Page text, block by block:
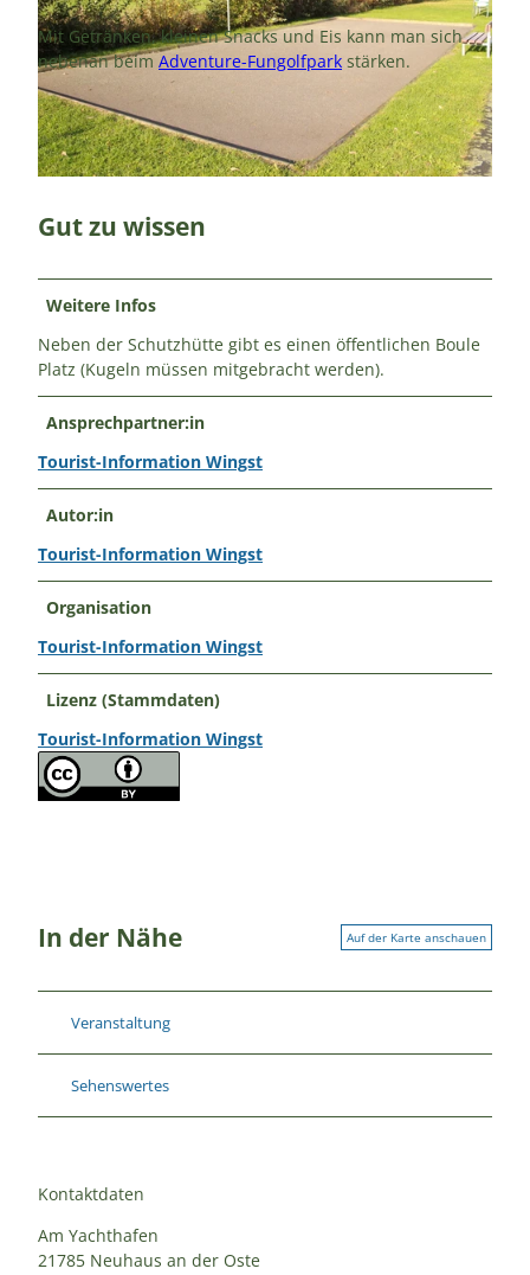
© A. Brüning |CC-BY
Mit Getränken, kleinen Snacks und Eis kann man sich
nebenan beim Adventure-Fungolfpark stärken.
Gut zu wissen
Weitere Infos
Neben der Schutzhütte gibt es einen öffentlichen Boule
Platz (Kugeln müssen mitgebracht werden).
Ansprechpartner:in
Tourist-Information Wingst
Autor:in
Tourist-Information Wingst
Organisation
Tourist-Information Wingst
Lizenz (Stammdaten)
Tourist-Information Wingst
In der Nähe Auf der Karte anschauen
Veranstaltung
Sehenswertes
Kontaktdaten
Am Yachthafen
21785 Neuhaus an der Oste